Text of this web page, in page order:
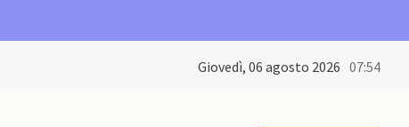
giovedì, 06 agosto 2026 07:54